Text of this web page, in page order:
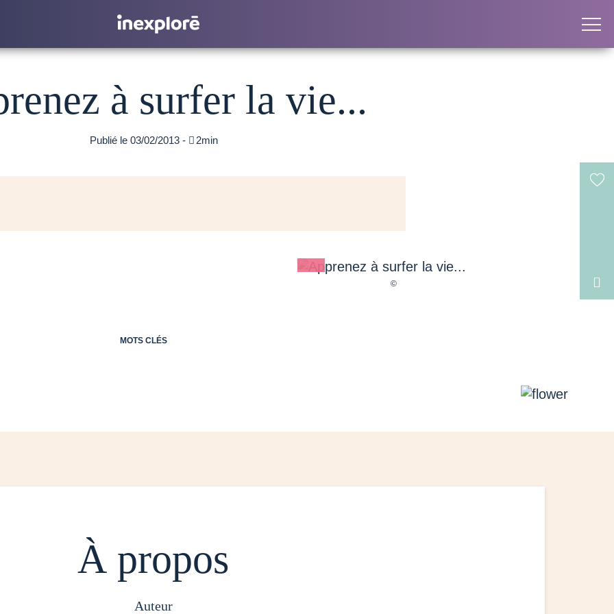
à surfer la vie...
Publié le 03/02/2013 -  2min

MOTS CLÉS
À propos
auteur